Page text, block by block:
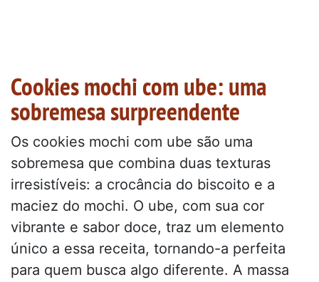
Cookies mochi com ube: uma
sobremesa surpreendente
Os cookies mochi com ube são uma
sobremesa que combina duas texturas
irresistíveis: a crocância do biscoito e a
maciez do mochi. O ube, com sua cor
vibrante e sabor doce, traz um elemento
único a essa receita, tornando-a perfeita
para quem busca algo diferente. A massa